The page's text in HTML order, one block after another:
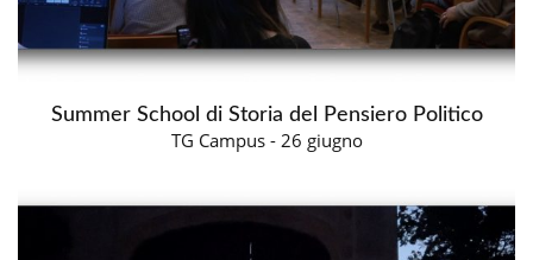
Summer School di Storia del Pensiero Politico
TG Campus - 26 giugno